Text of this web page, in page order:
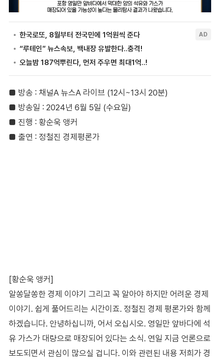
■ 방송 : 채널A 뉴스A 라이브 (12시~13시 20분)
■ 방송일 : 2024년 6월 5일 (수요일)
■ 진행 : 황순욱 앵커
■ 출연 : 정철진 경제평론가
[황순욱 앵커]
알쏭달쏭한 경제 이야기 그리고 꼭 알아야 하지만 어려운 경제
이야기. 쉽게 풀어드리는 시간이죠. 정철진 경제 평론가와 함께
하겠습니다. 안녕하십니까, 어서 오십시오. 영일만 앞바다에 석
유 가스가 대량으로 매장되어 있다는 소식. 연일 지금 언론으로
보도되면서 관심이 많으실 겁니다. 이와 관련된 내용 저희가 경